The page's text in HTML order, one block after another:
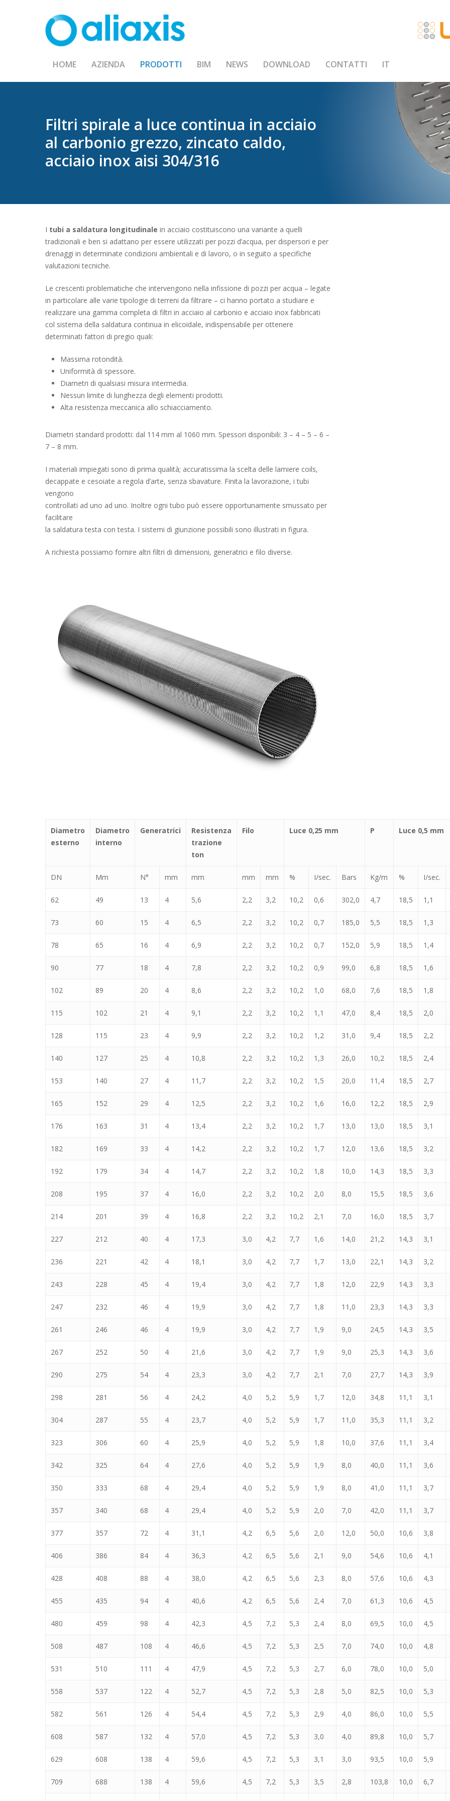
HOME AZIENDA PRODOTTI BIM NEWS DOWNLOAD CONTATTI IT
Filtri spirale a luce continua in acciaio
al carbonio grezzo, zincato caldo,
acciaio inox aisi 304/316
I tubi a saldatura longitudinale in acciaio costituiscono una variante a quelli
tradizionali e ben si adattano per essere utilizzati per pozzi d’acqua, per dispersori e per
drenaggi in determinate condizioni ambientali e di lavoro, o in seguito a specifiche
valutazioni tecniche.
Le crescenti problematiche che intervengono nella infissione di pozzi per acqua – legate
in particolare alle varie tipologie di terreni da filtrare – ci hanno portato a studiare e
realizzare una gamma completa di filtri in acciaio al carbonio e acciaio inox fabbricati
col sistema della saldatura continua in elicoidale, indispensabile per ottenere
determinati fattori di pregio quali:
Massima rotondità.
Uniformità di spessore.
Diametri di qualsiasi misura intermedia.
Nessun limite di lunghezza degli elementi prodotti.
Alta resistenza meccanica allo schiacciamento.
Diametri standard prodotti: dal 114 mm al 1060 mm. Spessori disponibili: 3 – 4 – 5 – 6 –
7 – 8 mm.
I materiali impiegati sono di prima qualità; accuratissima la scelta delle lamiere coils,
decappate e cesoiate a regola d’arte, senza sbavature. Finita la lavorazione, i tubi
vengono
controllati ad uno ad uno. Inoltre ogni tubo può essere opportunamente smussato per
facilitare
la saldatura testa con testa. I sistemi di giunzione possibili sono illustrati in figura.
A richiesta possiamo fornire altri filtri di dimensioni, generatrici e filo diverse.
Diametro
esterno
Diametro
interno
Generatrici
Resistenza
trazione
ton
Filo Luce 0,25 mm P Luce 0,5 mm
DN Mm N° mm mm mm mm % I/sec. Bars Kg/m % I/sec.
62 49 13 4 5,6 2,2 3,2 10,2 0,6 302,0 4,7 18,5 1,1
73 60 15 4 6,5 2,2 3,2 10,2 0,7 185,0 5,5 18,5 1,3
78 65 16 4 6,9 2,2 3,2 10,2 0,7 152,0 5,9 18,5 1,4
90 77 18 4 7,8 2,2 3,2 10,2 0,9 99,0 6,8 18,5 1,6
102 89 20 4 8,6 2,2 3,2 10,2 1,0 68,0 7,6 18,5 1,8
115 102 21 4 9,1 2,2 3,2 10,2 1,1 47,0 8,4 18,5 2,0
128 115 23 4 9,9 2,2 3,2 10,2 1,2 31,0 9,4 18,5 2,2
140 127 25 4 10,8 2,2 3,2 10,2 1,3 26,0 10,2 18,5 2,4
153 140 27 4 11,7 2,2 3,2 10,2 1,5 20,0 11,4 18,5 2,7
165 152 29 4 12,5 2,2 3,2 10,2 1,6 16,0 12,2 18,5 2,9
176 163 31 4 13,4 2,2 3,2 10,2 1,7 13,0 13,0 18,5 3,1
182 169 33 4 14,2 2,2 3,2 10,2 1,7 12,0 13,6 18,5 3,2
192 179 34 4 14,7 2,2 3,2 10,2 1,8 10,0 14,3 18,5 3,3
208 195 37 4 16,0 2,2 3,2 10,2 2,0 8,0 15,5 18,5 3,6
214 201 39 4 16,8 2,2 3,2 10,2 2,1 7,0 16,0 18,5 3,7
227 212 40 4 17,3 3,0 4,2 7,7 1,6 14,0 21,2 14,3 3,1
236 221 42 4 18,1 3,0 4,2 7,7 1,7 13,0 22,1 14,3 3,2
243 228 45 4 19,4 3,0 4,2 7,7 1,8 12,0 22,9 14,3 3,3
247 232 46 4 19,9 3,0 4,2 7,7 1,8 11,0 23,3 14,3 3,3
261 246 46 4 19,9 3,0 4,2 7,7 1,9 9,0 24,5 14,3 3,5
267 252 50 4 21,6 3,0 4,2 7,7 1,9 9,0 25,3 14,3 3,6
290 275 54 4 23,3 3,0 4,2 7,7 2,1 7,0 27,7 14,3 3,9
298 281 56 4 24,2 4,0 5,2 5,9 1,7 12,0 34,8 11,1 3,1
304 287 55 4 23,7 4,0 5,2 5,9 1,7 11,0 35,3 11,1 3,2
323 306 60 4 25,9 4,0 5,2 5,9 1,8 10,0 37,6 11,1 3,4
342 325 64 4 27,6 4,0 5,2 5,9 1,9 8,0 40,0 11,1 3,6
350 333 68 4 29,4 4,0 5,2 5,9 1,9 8,0 41,0 11,1 3,7
357 340 68 4 29,4 4,0 5,2 5,9 2,0 7,0 42,0 11,1 3,7
377 357 72 4 31,1 4,2 6,5 5,6 2,0 12,0 50,0 10,6 3,8
406 386 84 4 36,3 4,2 6,5 5,6 2,1 9,0 54,6 10,6 4,1
428 408 88 4 38,0 4,2 6,5 5,6 2,3 8,0 57,6 10,6 4,3
455 435 94 4 40,6 4,2 6,5 5,6 2,4 7,0 61,3 10,6 4,5
480 459 98 4 42,3 4,5 7,2 5,3 2,4 8,0 69,5 10,0 4,5
508 487 108 4 46,6 4,5 7,2 5,3 2,5 7,0 74,0 10,0 4,8
531 510 111 4 47,9 4,5 7,2 5,3 2,7 6,0 78,0 10,0 5,0
558 537 122 4 52,7 4,5 7,2 5,3 2,8 5,0 82,5 10,0 5,3
582 561 126 4 54,4 4,5 7,2 5,3 2,9 4,0 86,0 10,0 5,5
608 587 132 4 57,0 4,5 7,2 5,3 3,0 4,0 89,8 10,0 5,7
629 608 138 4 59,6 4,5 7,2 5,3 3,1 3,0 93,5 10,0 5,9
709 688 138 4 59,6 4,5 7,2 5,3 3,5 2,8 103,8 10,0 6,7